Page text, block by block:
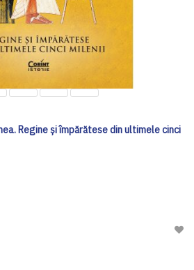
Regine și împărătese din ultimele cinci